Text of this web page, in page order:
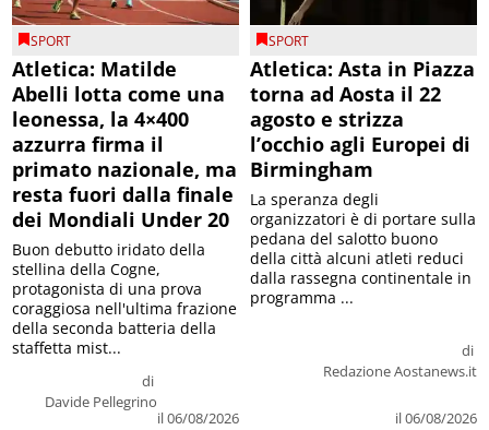
SPORT
Atletica: Matilde
Abelli lotta come una
leonessa, la 4×400
azzurra firma il
primato nazionale, ma
resta fuori dalla finale
dei Mondiali Under 20
di
Davide Pellegrino
il 06/08/2026
Buon debutto iridato della
stellina della Cogne,
protagonista di una prova
coraggiosa nell'ultima frazione
della seconda batteria della
staffetta mist...
SPORT
Atletica: Asta in Piazza
torna ad Aosta il 22
agosto e strizza
l’occhio agli Europei di
Birmingham
di
Redazione Aostanews.it
il 06/08/2026
La speranza degli
organizzatori è di portare sulla
pedana del salotto buono
della città alcuni atleti reduci
dalla rassegna continentale in
programma ...